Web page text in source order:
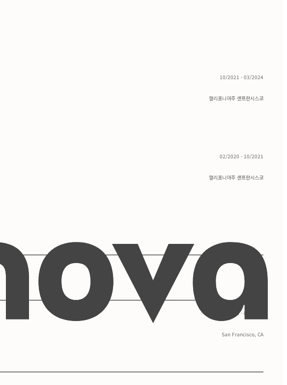
10/2021 - 03/2024
캘리포니아주 샌프란시스코
02/2020 - 10/2021
캘리포니아주 샌프란시스코
09/2016 - 05/2020
San Francisco, CA